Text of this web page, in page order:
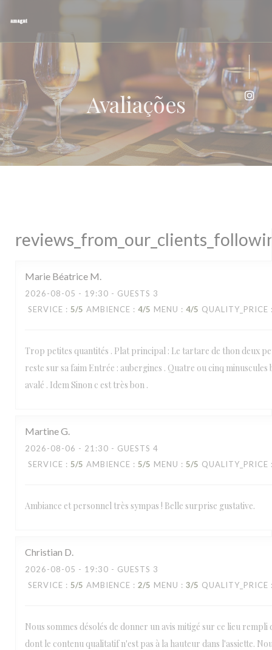
Avaliações
Marie Béatrice M
2026-08-05 - 19:30 - GUESTS 3
SERVICE : 5/5 AMBIENCE : 4/5 MENU : 4/5 QUALITY_PRICE
Trop petites quantités . Plat principal : Le tartare de thon deux
reste sur sa faim Entrée : aubergines . Quatre ou cinq minuscules
avalé . Idem Sinon c est très bon .
MartineG
2026-08-06 - 21:30 - GUESTS 4
SERVICE : 5/5 AMBIENCE : 5/5 MENU : 5/5 QUALITY_PRICE
Ambiance et personnel très sympas ! Belle surprise gustative.
Christian D
2026-08-05 - 19:30 - GUESTS 3
SERVICE : 5/5 AMBIENCE : 2/5 MENU : 3/5 QUALITY_PRICE
Nous sommes désolés de donner un avis mitigé sur ce lieu rempli
dont le contenu qualitatif n'est pas à la hauteur dans l'assiette.